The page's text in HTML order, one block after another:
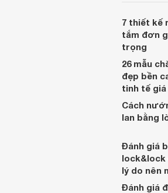
7 thiết kế
tắm đơn
trọng
26 mẫu
đẹp bền
tinh tế giá
Cách
lan bằng
Đánh giá
lock&lock
lý do nên
Đánh giá